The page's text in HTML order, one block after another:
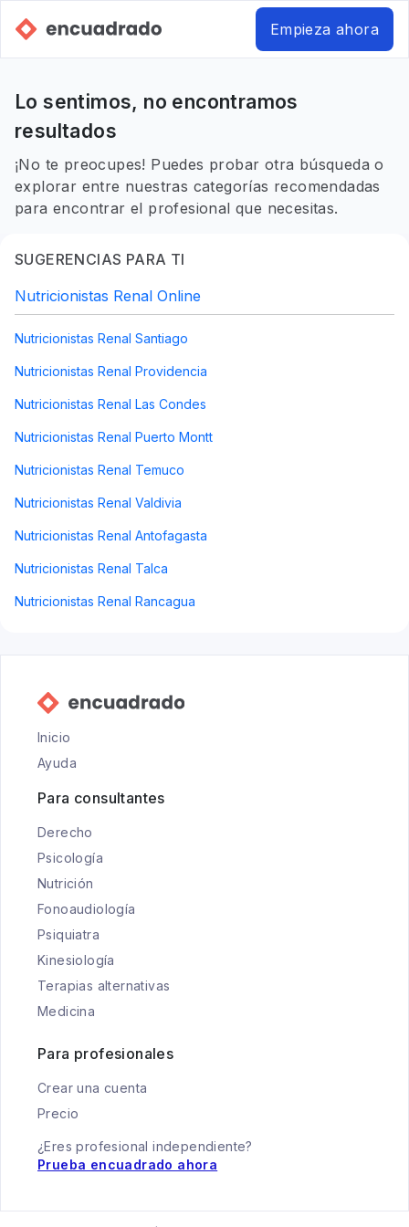
Empieza ahora
Lo sentimos, no encontramos
resultados
¡No te preocupes! Puedes probar otra búsqueda o
explorar entre nuestras categorías recomendadas
para encontrar el profesional que necesitas.
SUGERENCIAS PARA TI
Nutricionistas Renal Online
Nutricionistas Renal Santiago
Nutricionistas Renal Providencia
Nutricionistas Renal Las Condes
Nutricionistas Renal Puerto Montt
Nutricionistas Renal Temuco
Nutricionistas Renal Valdivia
Nutricionistas Renal Antofagasta
Nutricionistas Renal Talca
Nutricionistas Renal Rancagua
Inicio
Ayuda
Para consultantes
Derecho
Psicología
Nutrición
Fonoaudiología
Psiquiatra
Kinesiología
Terapias alternativas
Medicina
Para profesionales
Crear una cuenta
Precio
¿Eres profesional independiente?
Prueba encuadrado ahora